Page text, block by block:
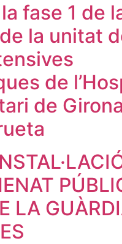
fase 1 de
la unitat
de
de Girona
LA